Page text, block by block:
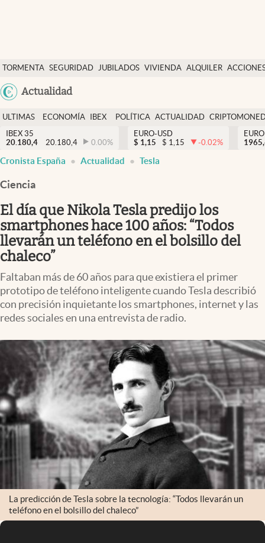
TORMENTA SEGURIDAD JUBILADOS VIVIENDA ALQUILER
Actualidad
Economía y finanzas
Política
Actualidad
Criptomonedas
España
ULTIMAS
NOTICIAS
ECONOMÍA
FINANZAS
IBEX
EURO
POLÍTICA ACTUALIDAD
IBEX 35
20.180,4
20.180,4 0.00%
EURO-USD
$ 1,15 $ 1,15 -0.02%
Cronista España Actualidad Tesla
Ciencia
El día que Nikola Tesla predijo los
smartphones hace 100 años: “Todos
llevarán un teléfono en el bolsillo del
chaleco”
Faltaban más de 60 años para que existiera el primer
prototipo de teléfono inteligente cuando Tesla describió
con precisión inquietante los smartphones, internet y las
redes sociales en una entrevista de radio.
La predicción de Tesla sobre la tecnología: “Todos llevarán un
teléfono en el bolsillo del chaleco”